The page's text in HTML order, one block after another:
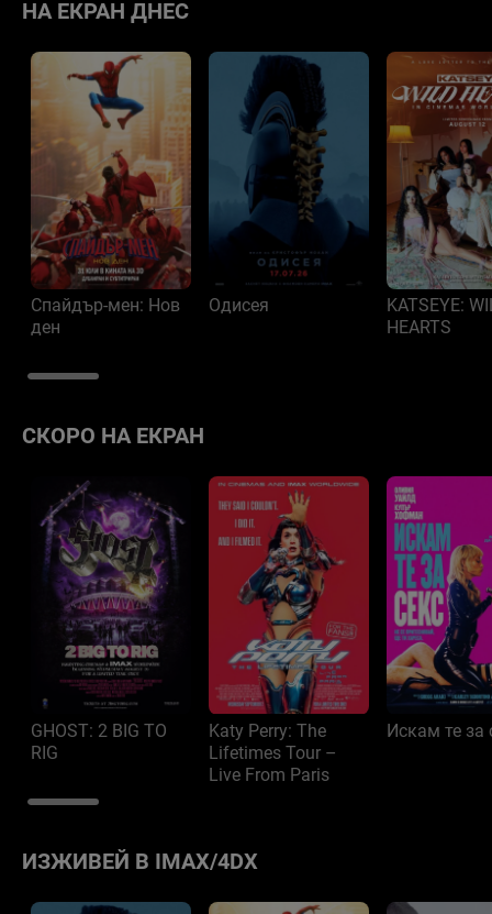
НА ЕКРАН ДНЕС
Спайдър-мен: Нов
ден
Одисея
KATSEYE:
HEARTS
СКОРО НА ЕКРАН
GHOST: 2 BIG TO
RIG
Katy Perry: The
Lifetimes Tour –
Live From Paris
Искам те за
ИЗЖИВЕЙ В IMAX/4DX